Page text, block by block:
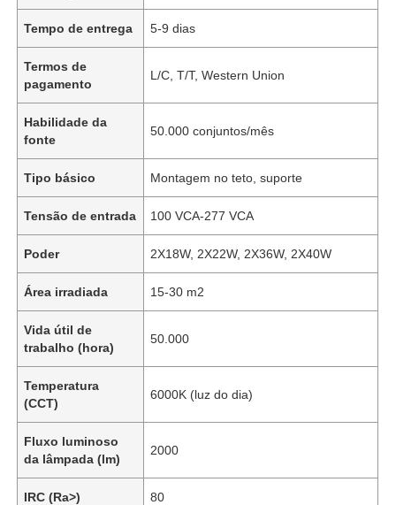
Tempo de entrega 5-9 dias
Termos de
pagamento
L/C, T/T, Western Union
Habilidade da
fonte
50.000 conjuntos/mês
Tipo básico Montagem no teto, suporte
Tensão de entrada 100 VCA-277 VCA
Poder 2X18W, 2X22W, 2X36W, 2X40W
Área irradiada 15-30 m2
Vida útil de
trabalho (hora)
50.000
Temperatura
(CCT)
6000K (luz do dia)
Fluxo luminoso
da lâmpada (lm)
2000
IRC (Ra>) 80